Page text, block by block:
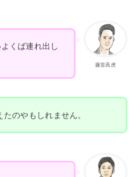
藤堂高虎
くば連れ出し
のやもしれません。